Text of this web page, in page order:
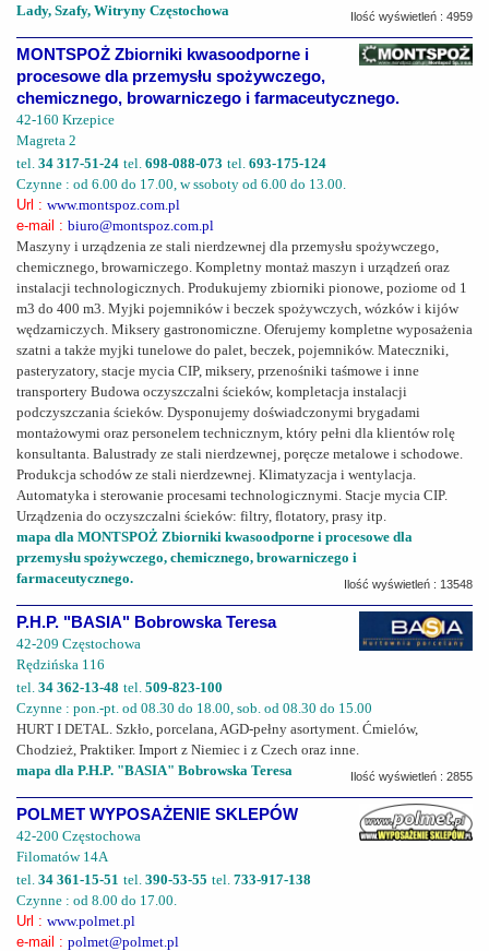
Lady, Szafy, Witryny Częstochowa
Ilość wyświetleń : 4959
MONTSPOŻ Zbiorniki kwasoodporne i
procesowe dla przemysłu spożywczego,
chemicznego, browarniczego i farmaceutycznego.
42-160 Krzepice
Magreta 2
tel. 34 317-51-24 tel. 698-088-073 tel. 693-175-124
Czynne : od 6.00 do 17.00, w ssoboty od 6.00 do 13.00.
Url : www.montspoz.com.pl
e-mail : biuro@montspoz.com.pl
Maszyny i urządzenia ze stali nierdzewnej dla przemysłu spożywczego,
chemicznego, browarniczego. Kompletny montaż maszyn i urządzeń oraz
instalacji technologicznych. Produkujemy zbiorniki pionowe, poziome od 1
m3 do 400 m3. Myjki pojemników i beczek spożywczych, wózków i kijów
wędzarniczych. Miksery gastronomiczne. Oferujemy kompletne wyposażenia
szatni a także myjki tunelowe do palet, beczek, pojemników. Mateczniki,
pasteryzatory, stacje mycia CIP, miksery, przenośniki taśmowe i inne
transportery Budowa oczyszczalni ścieków, kompletacja instalacji
podczyszczania ścieków. Dysponujemy doświadczonymi brygadami
montażowymi oraz personelem technicznym, który pełni dla klientów rolę
konsultanta. Balustrady ze stali nierdzewnej, poręcze metalowe i schodowe.
Produkcja schodów ze stali nierdzewnej. Klimatyzacja i wentylacja.
Automatyka i sterowanie procesami technologicznymi. Stacje mycia CIP.
Urządzenia do oczyszczalni ścieków: filtry, flotatory, prasy itp.
mapa dla MONTSPOŻ Zbiorniki kwasoodporne i procesowe dla
przemysłu spożywczego, chemicznego, browarniczego i
farmaceutycznego.
Ilość wyświetleń : 13548
P.H.P. "BASIA" Bobrowska Teresa
42-209 Częstochowa
Rędzińska 116
tel. 34 362-13-48 tel. 509-823-100
Czynne : pon.-pt. od 08.30 do 18.00, sob. od 08.30 do 15.00
HURT I DETAL. Szkło, porcelana, AGD-pełny asortyment. Ćmielów,
Chodzież, Praktiker. Import z Niemiec i z Czech oraz inne.
mapa dla P.H.P. "BASIA" Bobrowska Teresa
Ilość wyświetleń : 2855
POLMET WYPOSAŻENIE SKLEPÓW
42-200 Częstochowa
Filomatów 14A
tel. 34 361-15-51 tel. 390-53-55 tel. 733-917-138
Czynne : od 8.00 do 17.00.
Url : www.polmet.pl
e-mail : polmet@polmet.pl